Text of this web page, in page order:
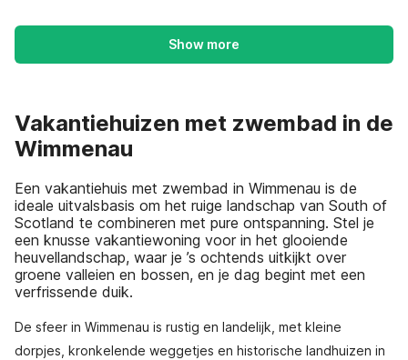
Show more
Vakantiehuizen met zwembad in de
Wimmenau
Een vakantiehuis met zwembad in Wimmenau is de
ideale uitvalsbasis om het ruige landschap van South of
Scotland te combineren met pure ontspanning. Stel je
een knusse vakantiewoning voor in het glooiende
heuvellandschap, waar je ’s ochtends uitkijkt over
groene valleien en bossen, en je dag begint met een
verfrissende duik.
De sfeer in Wimmenau is rustig en landelijk, met kleine
dorpjes, kronkelende weggetjes en historische landhuizen in